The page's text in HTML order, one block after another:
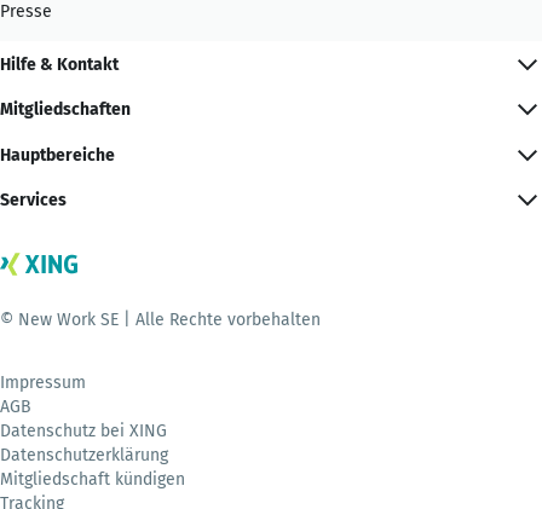
Presse
Hilfe & Kontakt
Mitgliedschaften
Hauptbereiche
Services
© New Work SE | Alle Rechte vorbehalten
Impressum
AGB
Datenschutz bei XING
Datenschutzerklärung
Mitgliedschaft kündigen
Tracking